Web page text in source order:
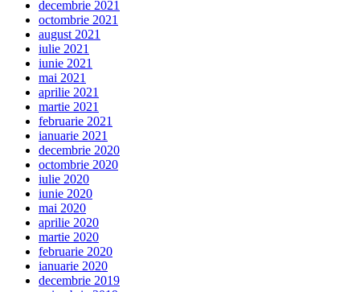
decembrie 2021
octombrie 2021
august 2021
iulie 2021
iunie 2021
mai 2021
aprilie 2021
martie 2021
februarie 2021
ianuarie 2021
decembrie 2020
octombrie 2020
iulie 2020
iunie 2020
mai 2020
aprilie 2020
martie 2020
februarie 2020
ianuarie 2020
decembrie 2019